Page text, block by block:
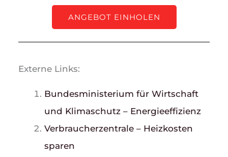
ANGEBOT EINHOLEN
Externe Links:
Bundesministerium für Wirtschaft
und Klimaschutz – Energieeffizienz
Verbraucherzentrale – Heizkosten
sparen